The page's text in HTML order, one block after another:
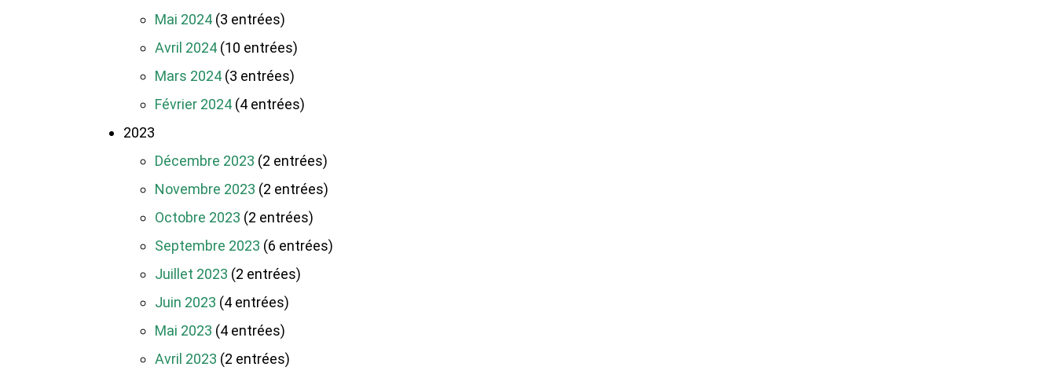
Mai 2024 (3 entrées)
Avril 2024 (10 entrées)
Mars 2024 (3 entrées)
Février 2024 (4 entrées)
2023
Décembre 2023 (2 entrées)
Novembre 2023 (2 entrées)
Octobre 2023 (2 entrées)
Septembre 2023 (6 entrées)
Juillet 2023 (2 entrées)
Juin 2023 (4 entrées)
Mai 2023 (4 entrées)
Avril 2023 (2 entrées)